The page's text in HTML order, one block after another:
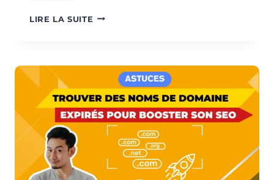
LIRE LA SUITE AMÉLIORER
CHARGEMENT
SITE